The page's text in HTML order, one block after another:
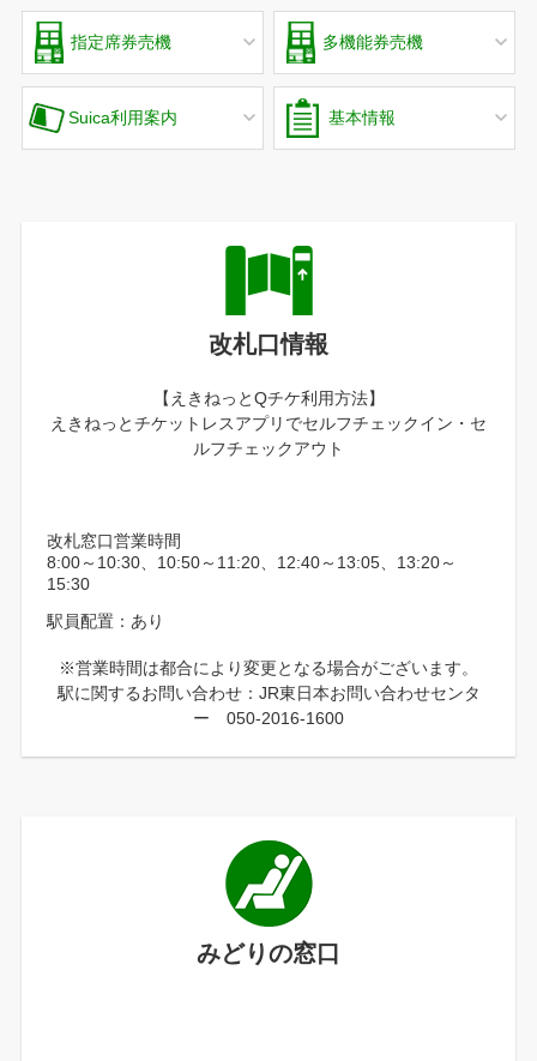
指定席券売機 多機能券売機
Suica利用案内 基本情報
改札口情報
【えきねっとQチケ利用方法】
えきねっとチケットレスアプリでセルフチェックイン・セ
ルフチェックアウト
改札窓口営業時間
8:00～10:30、10:50～11:20、12:40～13:05、13:20～
15:30
駅員配置：あり
※営業時間は都合により変更となる場合がございます。
駅に関するお問い合わせ：JR東日本お問い合わせセンタ
ー 050-2016-1600
みどりの窓口